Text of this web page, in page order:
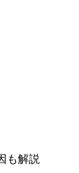
も解説